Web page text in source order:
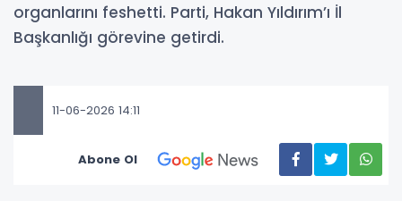
organlarını feshetti. Parti, Hakan Yıldırım’ı İl
Başkanlığı görevine getirdi.
11-06-2026 14:11
Abone Ol